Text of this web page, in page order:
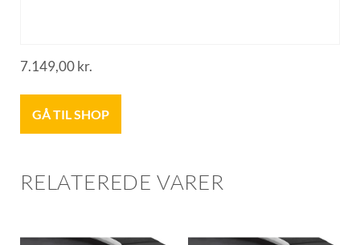
7.149,00kr.
GÅ TIL SHOP
RELATEREDE VARER